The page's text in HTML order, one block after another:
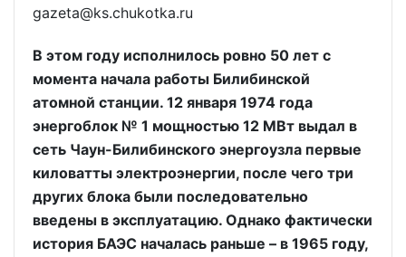
gazeta@ks.chukotka.ru
В этом году исполнилось ровно 50 лет с
момента начала работы Билибинской
атомной станции. 12 января 1974 года
энергоблок № 1 мощностью 12 МВт выдал в
сеть Чаун-Билибинского энергоузла первые
киловатты электроэнергии, после чего три
других блока были последовательно
введены в эксплуатацию. Однако фактически
история БАЭС началась раньше – в 1965 году,